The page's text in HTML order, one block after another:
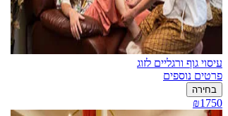
עיסוי גוף ורגליים לזוג
פרטים נוספים
בחירה
₪1750